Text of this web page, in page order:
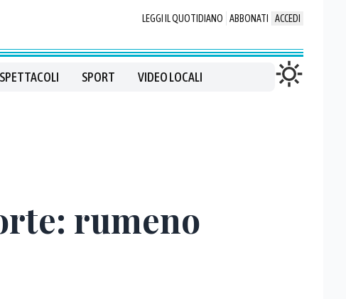
LEGGI IL QUOTIDIANO ABBONATI ACCEDI
SPORT VIDEO LOCALI
rumeno